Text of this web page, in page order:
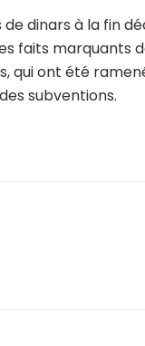
dinars à la fin
faits marquants
qui ont été
subventions.